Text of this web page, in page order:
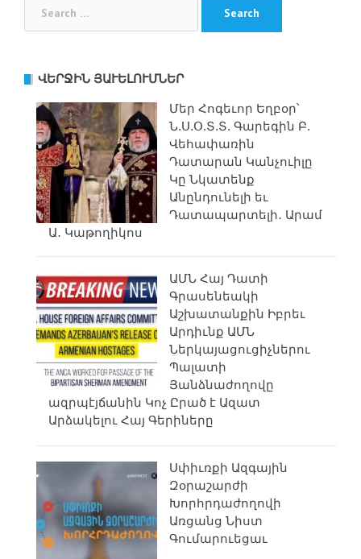
ՎԵՐՋԻՆ ՅԱՒԵԼՈՒՄՆԵՐ
Մեր Հոգեւոր Եղբօր՝
Ն.Ս.Օ.Տ.Տ. Գարեգին Բ.
Վեհափառին
Դատարան Կանչուիլը
Կը Նկատենք
Անընդունելի եւ
Դատապարտելի․ Արամ
Ա․ Կաթողիկոս
ԱՄՆ Հայ Դատի
Գրասենեակի
Աշխատանքին Իբրեւ
Արդիւնք ԱՄՆ
Ներկայացուցիչներու
Պալատի
Յանձնաժողովը
ազրպէյճանին Կոչ Ըրած է Ազատ
Արձակելու Հայ Գերիները
Սփիւռքի Ազգային
Զօրաշարժի
Խորհրդաժողովի
Առցանց Նիստ
Գումարուեցաւ